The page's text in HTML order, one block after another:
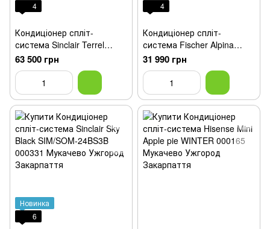
4
Кондиціонер спліт-
система Sinclair Terrel
Champagne SIH/SOH-
24BIT/C
63 500 грн
4
Кондиціонер спліт-
система Fischer Alpina
on/off FI/FO-24AON2
31 990 грн
Новинка
6